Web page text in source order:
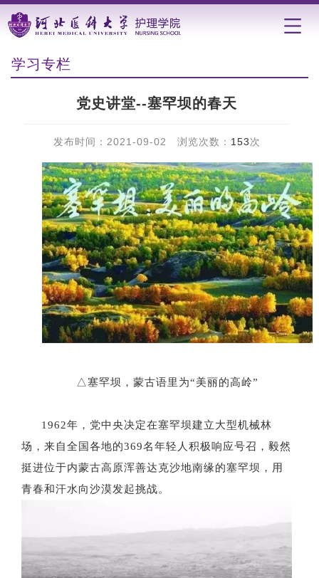
学习专栏
党史讲堂--塞罕坝的春天
发布时间：2021-09-02 浏览次数： 153次
△塞罕坝，蒙古语里为“美丽的高岭”
1962年，党中央决定在塞罕坝建立大型机械林
场，来自全国各地的369名年轻人积极响应号召，毅然
挺进位于内蒙古高原浑善达克沙地南缘的塞罕坝，用
青春和汗水向沙漠发起挑战。